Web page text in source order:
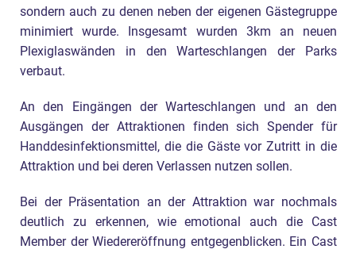
sondern auch zu denen neben der eigenen Gästegruppe
minimiert wurde. Insgesamt wurden 3km an neuen
Plexiglaswänden in den Warteschlangen der Parks
verbaut.
An den Eingängen der Warteschlangen und an den
Ausgängen der Attraktionen finden sich Spender für
Handdesinfektionsmittel, die die Gäste vor Zutritt in die
Attraktion und bei deren Verlassen nutzen sollen.
Bei der Präsentation an der Attraktion war nochmals
deutlich zu erkennen, wie emotional auch die Cast
Member der Wiedereröffnung entgegenblicken. Ein Cast